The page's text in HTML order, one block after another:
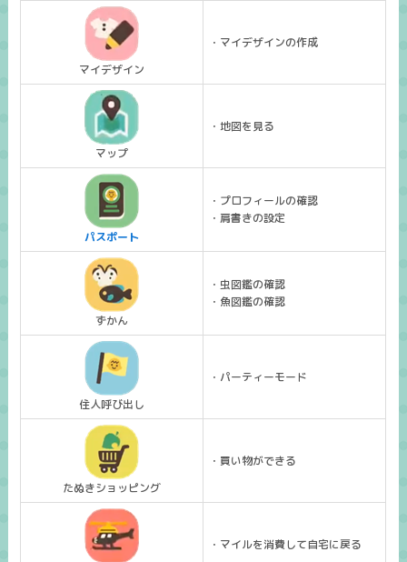
マイデザイン
・マイデザインの作成
マップ
・地図を見る
パスポート
・プロフィールの確認
・肩書きの設定
ずかん
・虫図鑑の確認
・魚図鑑の確認
住人呼び出し
・パーティーモード
たぬきショッピング
・買い物ができる
・マイルを消費して自宅に戻る